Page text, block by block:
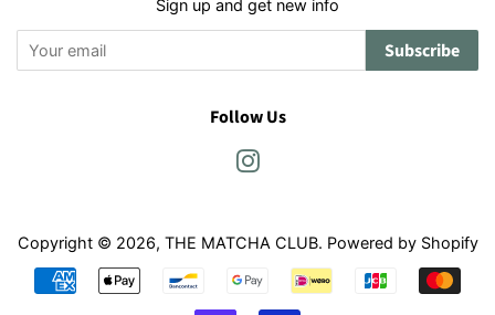
Sign up and get new info
Subscribe
Follow Us
Copyright © 2026, THE MATCHA CLUB. Powered by Shopify
Payment